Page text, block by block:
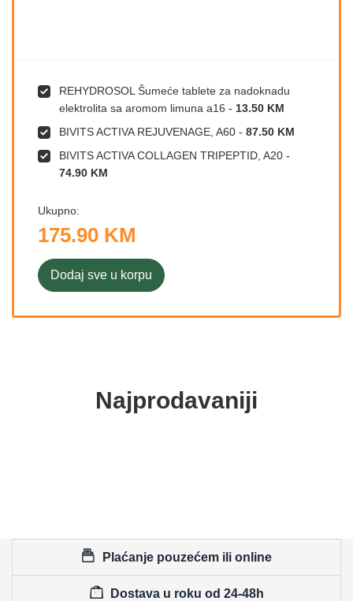
REHYDROSOL Šumeće tablete za nadoknadu
elektrolita sa aromom limuna a16 - 13.50 KM
BIVITS ACTIVA REJUVENAGE, A60 - 87.50 KM
BIVITS ACTIVA COLLAGEN TRIPEPTID, A20 -
74.90 KM
Ukupno:
175.90 KM
Dodaj sve u korpu
Najprodavaniji
Plaćanje pouzećem ili online
Dostava u roku od 24-48h